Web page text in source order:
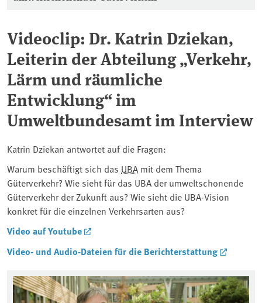
Videoclip: Dr. Katrin Dziekan,
Leiterin der Abteilung „Verkehr,
Lärm und räumliche
Entwicklung“ im
Umweltbundesamt im Interview
Katrin Dziekan antwortet auf die Fragen:
Warum beschäftigt sich das UBA mit dem Thema
Güterverkehr? Wie sieht für das UBA der umweltschonende
Güterverkehr der Zukunft aus? Wie sieht die UBA-Vision
konkret für die einzelnen Verkehrsarten aus?
Video auf Youtube
Video- und Audio-Dateien für die Berichterstattung